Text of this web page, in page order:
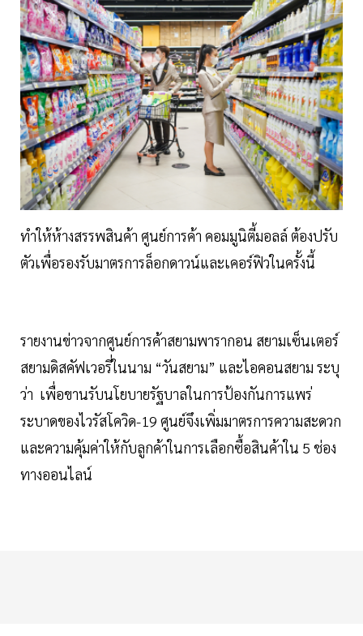
ทำให้ห้างสรรพสินค้า ศูนย์การค้า คอมมูนิตี้มอลล์ ต้องปรับ
ตัวเพื่อรองรับมาตรการล็อกดาวน์และเคอร์ฟิวในครั้งนี้
รายงานข่าวจากศูนย์การค้าสยามพารากอน สยามเซ็นเตอร์
สยามดิสคัฟเวอรี่ในนาม “วันสยาม” และไอคอนสยาม ระบุ
ว่า เพื่อขานรับนโยบายรัฐบาลในการป้องกันการแพร่
ระบาดของไวรัสโควิด-19 ศูนย์จึงเพิ่มมาตรการความสะดวก
และความคุ้มค่าให้กับลูกค้าในการเลือกซื้อสินค้าใน 5 ช่อง
ทางออนไลน์